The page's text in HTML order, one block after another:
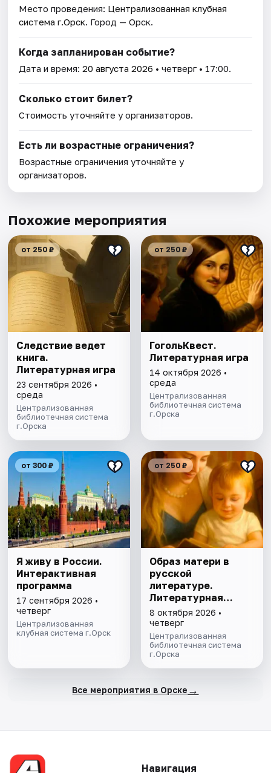
Место проведения: Централизованная клубная
система г.Орск. Город — Орск.
Когда запланирован событие?
Дата и время:20 августа 2026 • четверг • 17:00.
Сколько стоит билет?
Стоимость уточняйте у организаторов.
Есть ли возрастные ограничения?
Возрастные ограничения уточняйте у
организаторов.
Похожие мероприятия
от 250 ₽
Следствие ведет
книга.
Литературная игра
23 сентября 2026 •
среда
Централизованная
библиотечная система
г.Орска
от 250 ₽
ГогольКвест.
Литературная игра
14 октября 2026 •
среда
Централизованная
библиотечная система
г.Орска
от 300 ₽
Я живу в России.
Интерактивная
программа
17 сентября 2026 •
четверг
Централизованная
клубная система г.Орск
от 250 ₽
Образ матери в
русской
литературе.
Литературная
программа
8 октября 2026 •
четверг
Централизованная
библиотечная система
г.Орска
Все мероприятия в Орске →
Навигация